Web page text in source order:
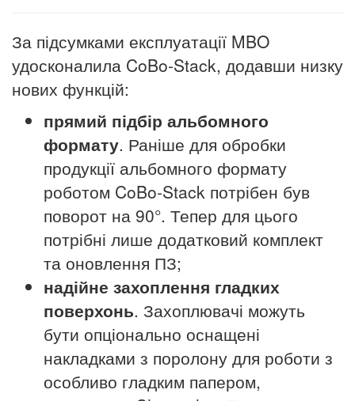
За підсумками експлуатації MBO
удосконалила CoBo-Stack, додавши низку
нових функцій:
прямий підбір альбомного
формату. Раніше для обробки
продукції альбомного формату
роботом CoBo-Stack потрібен був
поворот на 90°. Тепер для цього
потрібні лише додатковий комплект
та оновлення ПЗ;
надійне захоплення гладких
поверхонь. Захоплювачі можуть
бути опціонально оснащені
накладками з поролону для роботи з
особливо гладким папером,